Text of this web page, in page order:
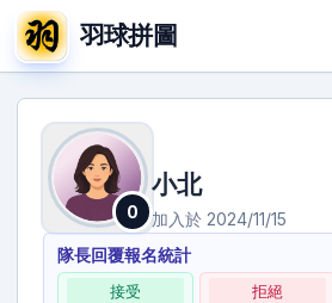
羽球拼圖
0
小北
加入於 2024/11/15
隊長回覆報名統計
接受
拒絕